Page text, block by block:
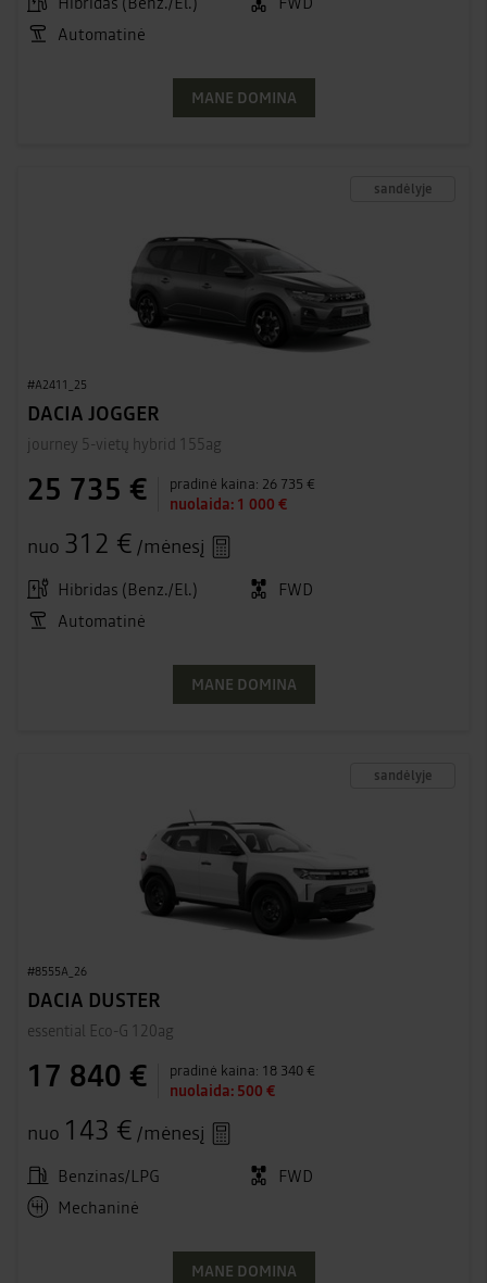
Automatinė
MANE DOMINA
sandėlyje
#A2411_25
DACIA JOGGER
journey 5-vietų hybrid 155ag
25 735 € pradinė kaina: 26 735 €
nuolaida: 1 000 €
nuo 312 € /mėnesį
Hibridas (Benz./El.)
FWD
Automatinė
MANE DOMINA
sandėlyje
#8555A_26
DACIA DUSTER
essential Eco-G 120ag
17 840 € pradinė kaina: 18 340 €
nuolaida: 500 €
nuo 143 € /mėnesį
Benzinas/LPG
FWD
Mechaninė
MANE DOMINA